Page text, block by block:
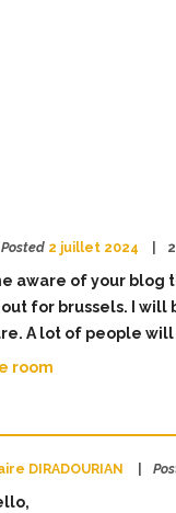
Posted 2 juillet 2024
aware of your
out for brussels. I
A lot of people
room
DIRADOURIAN